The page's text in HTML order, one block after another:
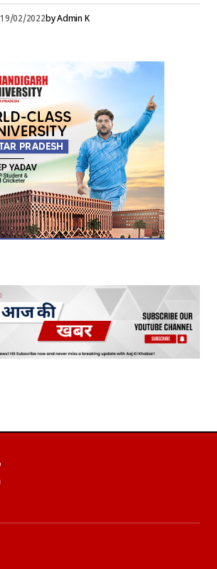
19/02/2022byAdmin K